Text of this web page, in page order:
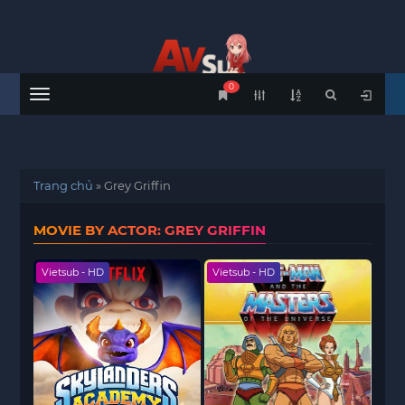
Menu
0
Trang chủ »Grey Griffin
MOVIE BY ACTOR: GREY GRIFFIN
Vietsub - HD Vietsub - HD